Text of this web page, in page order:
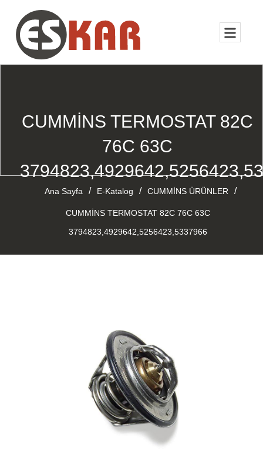
CUMMİNS TERMOSTAT 82C
76C 63C
Ana Sayfa / E-Katalog / CUMMİNS ÜRÜNLER /
CUMMİNS TERMOSTAT 82C 76C 63C
3794823,4929642,5256423,5337966